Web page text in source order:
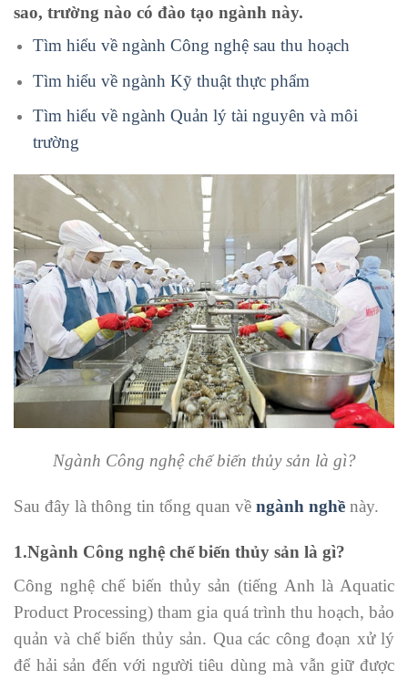
sao, trường nào có đào tạo ngành này.
Tìm hiểu về ngành Công nghệ sau thu hoạch
Tìm hiểu về ngành Kỹ thuật thực phẩm
Tìm hiểu về ngành Quản lý tài nguyên và môi
trường
Ngành Công nghệ chế biến thủy sản là gì?
Sau đây là thông tin tổng quan về ngành nghề này.
1.Ngành Công nghệ chế biến thủy sản là gì?
Công nghệ chế biến thủy sản (tiếng Anh là Aquatic
Product Processing) tham gia quá trình thu hoạch, bảo
quản và chế biến thủy sản. Qua các công đoạn xử lý
để hải sản đến với người tiêu dùng mà vẫn giữ được